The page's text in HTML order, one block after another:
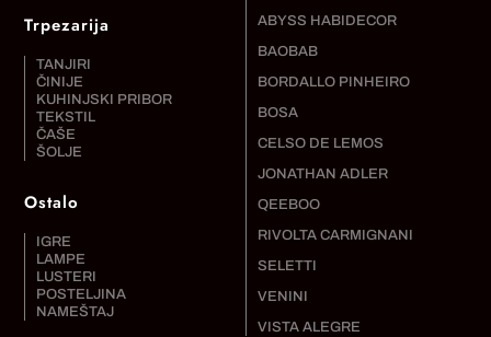
Trpezarija
TANJIRI
ČINIJE
KUHINJSKI PRIBOR
TEKSTIL
ČAŠE
ŠOLJE
Ostalo
IGRE
LAMPE
LUSTERI
POSTELJINA
NAMEŠTAJ
ABYSS HABIDECOR
BAOBAB
BORDALLO PINHEIRO
BOSA
CELSO DE LEMOS
JONATHAN ADLER
QEEBOO
RIVOLTA CARMIGNANI
SELETTI
VENINI
VISTA ALEGRE